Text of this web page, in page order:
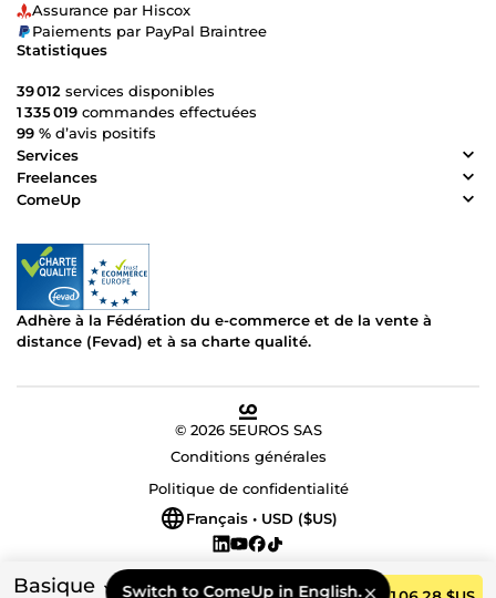
Basique Switch to ComeUp in English.
Assurance par Hiscox
Paiements par PayPal Braintree
Statistiques
39 012 services disponibles
1 335 019 commandes effectuées
99 % d’avis positifs
Services
Freelances
ComeUp
Adhère à la Fédération du e-commerce et de la vente à
distance (Fevad) et à sa charte qualité.
© 2026 5EUROS SAS
Conditions générales
Politique de confidentialité
Français • USD ($US)